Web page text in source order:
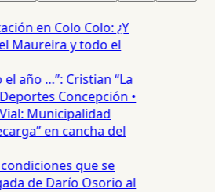
en Colo Colo: ¿Y
Maureira y todo el
año …”: Cristian “La
Concepción •
Municipalidad
en cancha del
que se
de Darío Osorio al